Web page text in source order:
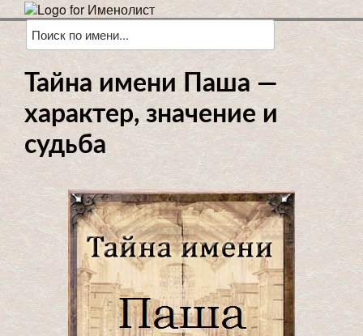
Тайна имени Паша —
характер, значение и
судьба